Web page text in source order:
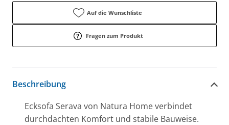
Auf die Wunschliste
Fragen zum Produkt
Beschreibung
Ecksofa Serava von Natura Home verbindet
durchdachten Komfort und stabile Bauweise.